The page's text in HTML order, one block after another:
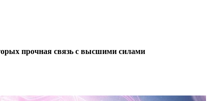
прочная связь с высшими силами